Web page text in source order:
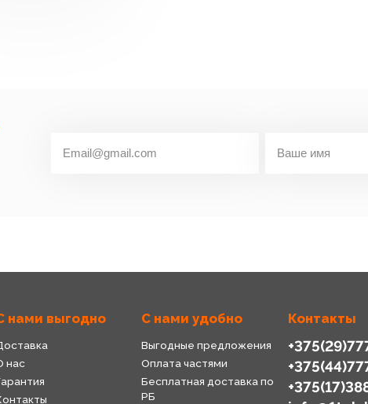
нами выгодно
нас
С нами удобно
Выгодные предложения
Оплата частями
Бесплатная доставка по
РБ
Контакты